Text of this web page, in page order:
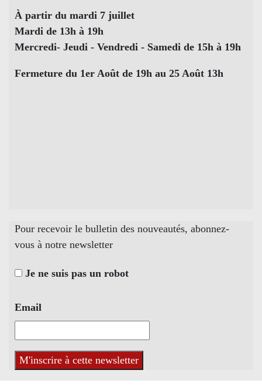
À partir du mardi 7 juillet
Mardi de 13h à 19h
Mercredi- Jeudi - Vendredi - Samedi de 15h à 19h
Fermeture du 1er Août de 19h au 25 Août 13h
Pour recevoir le bulletin des nouveautés, abonnez-
vous à notre newsletter
Je ne suis pas un robot
Email